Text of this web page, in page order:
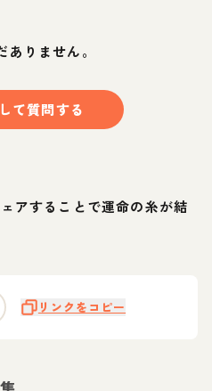
りません。
て質問する
アすることで運命の糸が結
リンクをコピー